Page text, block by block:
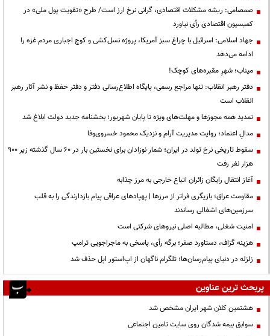
صمصامی: ریشه مشکلات اقتصادی، گرانی نرخ ارز است/ طرح «تقویت پول ملی» در
کمیسیون اقتصادی رأی نیاورد
جهاد اسلامی: اسرائیل با چراغ سبز آمریکا، پروژه نسل‌کشی و کوچ اجباری مردم غزه را
ادامه می‌دهد
میناب؛ شهرِ مقبره‌های کوچک!
دفتر رهبر انقلاب: تنها مراجع رسمی، پایگاه اطلاع‌رسانی دفتر و دفتر حفظ و نشر آثار رهبر
انقلاب است
تمدید همه مجوزها و مهلت‌های ویژه تا پایان شهریور؛ بخشنامه جدید دولت ابلاغ شد
مدالِ اعتماد؛ روایت مدیریت آرام و نزدیک محمود خسروی‌وفا
سقوط تاریخی نرخ تولد در ایران؛ شمار نوزادان برای نخستین بار در ۶۰ سال گذشته زیر ۹۰۰
هزار نفر رفت
آغاز انتقال رایگان زائران اتباع خارجی به مرز چذابه
مقاومت عراق؛ بازیگری فراتر از مرزها | پهپادهای عراقی پیام بازدارندگی را به قلب
سرزمین‌های اشغالی رساندند
‌امنیت شغلی، مطالبه اصلی نیروهای شرکتی است
هزینه گزاف، دستاورد صفر؛ برگه رأی، پاسخی به ماجراجویی ترامپ
زلزله در دنیای پیام‌رسان‌ها؛ تلگرام ناگهان از اپ‌استور اپل حذف شد
پربحث ترین عناوین
هشتمین کلان شهر ایران مشخص شد
سوابق بیمه شدگان روی سایت تامین اجتماعی